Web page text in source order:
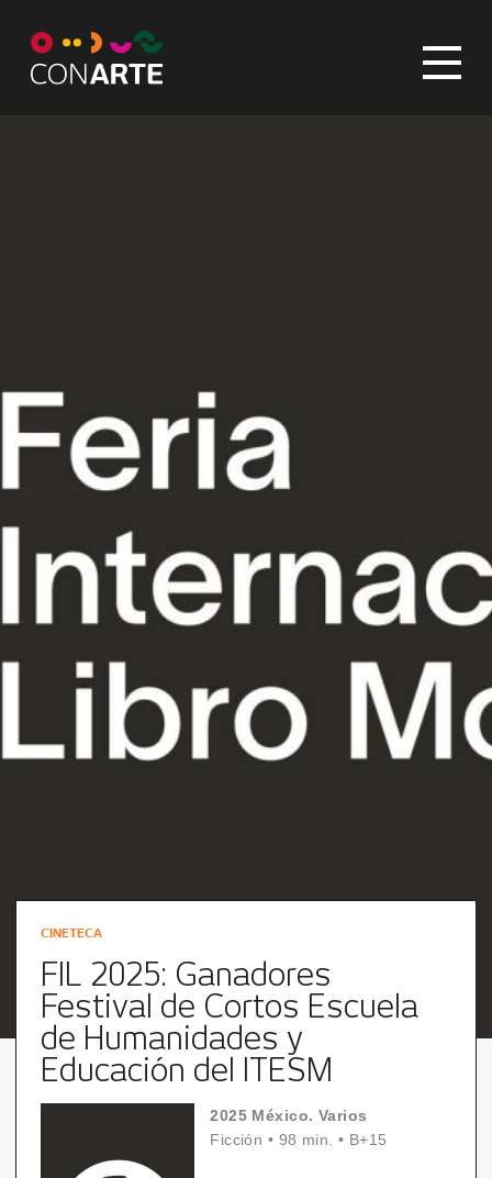
CINETECA
FIL 2025: Ganadores
Festival de Cortos Escuela
de Humanidades y
Educación del ITESM
2025 México. Varios
Ficción • 98 min. • B+15